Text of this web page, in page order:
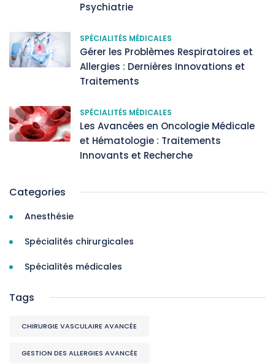
Psychiatrie
SPÉCIALITÉS MÉDICALES
Gérer les Problèmes Respiratoires et
Allergies : Dernières Innovations et
Traitements
SPÉCIALITÉS MÉDICALES
Les Avancées en Oncologie Médicale
et Hématologie : Traitements
Innovants et Recherche
Categories
Anesthésie
Spécialités chirurgicales
Spécialités médicales
Tags
CHIRURGIE VASCULAIRE AVANCÉE
GESTION DES ALLERGIES AVANCÉE